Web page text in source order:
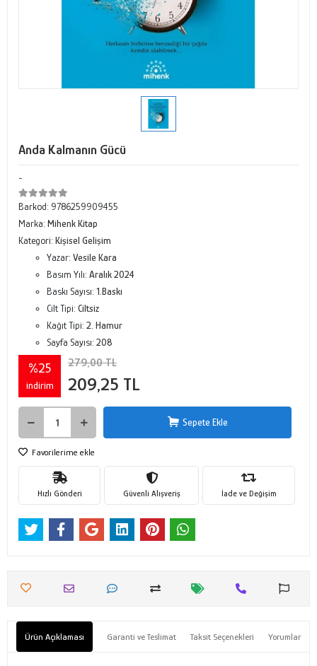
Anda Kalmanın Gücü
-
Barkod: 9786259909455
Marka: Mihenk Kitap
Kategori: Kişisel Gelişim
Yazar: Vesile Kara
Basım Yılı: Aralık 2024
Baskı Sayısı: 1.Baskı
Cilt Tipi: Ciltsiz
Kağıt Tipi: 2. Hamur
Sayfa Sayısı: 208
%25
indirim
279,00 TL
209,25 TL
Sepete Ekle
Favorilerime ekle
Hızlı Gönderi Güvenli Alışveriş İade ve Değişim
Ürün Açıklaması Garanti ve Teslimat Taksit Seçenekleri Yorumlar